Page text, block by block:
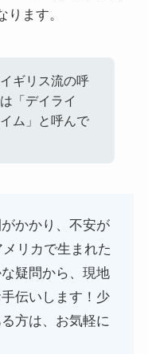
ます。
ギリス流の呼
「デイライ
ム」と呼んで
かかり、不安が
リカで生まれた
疑問から、現地
伝いします！少
方は、お気軽に